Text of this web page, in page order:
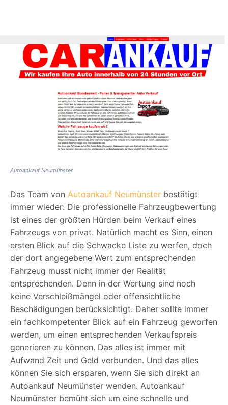
Autoankauf Neumünster
Das Team von Autoankauf Neumünster bestätigt
immer wieder: Die professionelle Fahrzeugbewertung
ist eines der größten Hürden beim Verkauf eines
Fahrzeugs von privat. Natürlich macht es Sinn, einen
ersten Blick auf die Schwacke Liste zu werfen, doch
der dort angegebene Wert zum entsprechenden
Fahrzeug musst nicht immer der Realität
entsprechenden. Denn in der Wertung sind noch
keine Verschleißmängel oder offensichtliche
Beschädigungen berücksichtigt. Daher sollte immer
ein fachkompetenter Blick auf ein Fahrzeug geworfen
werden, um einen entsprechenden Verkaufspreis
generieren zu können. Das alles ist immer mit
Aufwand Zeit und Geld verbunden. Und das alles
können Sie sich ersparen, wenn Sie sich direkt an
Autoankauf Neumünster wenden. Autoankauf
Neumünster bemüht sich um eine schnelle und